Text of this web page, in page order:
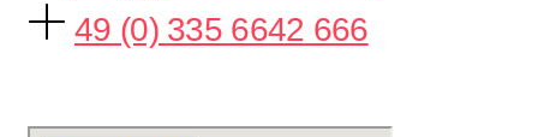
49 (0) 335 6642 666